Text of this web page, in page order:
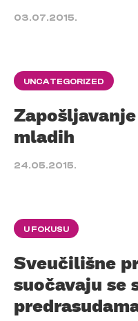
03.07.2015.
UNCATEGORIZED
mladih
24.05.2015.
U FOKUSU
Sveučilišne
suočavaju se